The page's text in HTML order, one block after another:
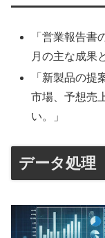
「営業報告書
月の主な成果
「新製品の提
市場、予想売
い。」
データ処理